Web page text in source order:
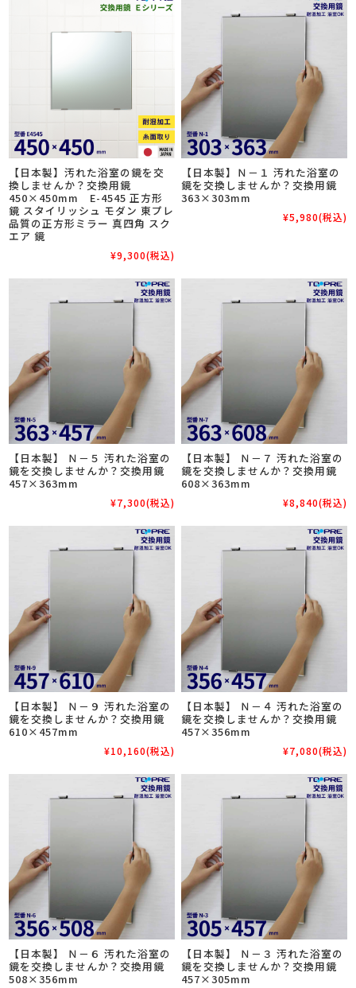
【日本製】汚れた浴室の鏡を交
換しませんか？交換用鏡
450×450mm E-4545 正方形
鏡 スタイリッシュ モダン 東プレ
品質の正方形ミラー 真四角 スク
エア 鏡
¥9,300(税込)
【日本製】Ｎ－１ 汚れた浴室の
鏡を交換しませんか？交換用鏡
363×303mm
¥5,980(税込)
【日本製】 Ｎ－５ 汚れた浴室の
鏡を交換しませんか？交換用鏡
457×363mm
¥7,300(税込)
【日本製】 Ｎ－７ 汚れた浴室の
鏡を交換しませんか？交換用鏡
608×363mm
¥8,840(税込)
【日本製】 Ｎ－９ 汚れた浴室の
鏡を交換しませんか？交換用鏡
610×457mm
¥10,160(税込)
【日本製】 Ｎ－４ 汚れた浴室の
鏡を交換しませんか？交換用鏡
457×356mm
¥7,080(税込)
【日本製】 Ｎ－６ 汚れた浴室の
鏡を交換しませんか？交換用鏡
508×356mm
【日本製】 Ｎ－３ 汚れた浴室の
鏡を交換しませんか？交換用鏡
457×305mm